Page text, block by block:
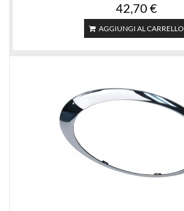
42,70 €
AGGIUNGI AL CARRELLO